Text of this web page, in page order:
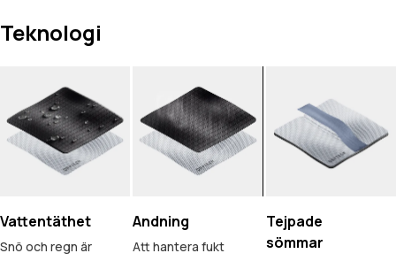
Teknologi
Vattentäthet
Snö och regn är
Andning
Att hantera fukt
Tejpade
sömmar